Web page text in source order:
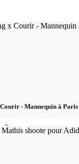
- Mannequin à Paris